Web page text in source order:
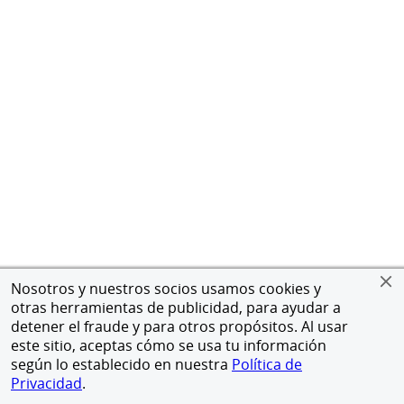
Nosotros y nuestros socios usamos cookies y
otras herramientas de publicidad, para ayudar a
detener el fraude y para otros propósitos. Al usar
este sitio, aceptas cómo se usa tu información
según lo establecido en nuestra Política de
Privacidad.